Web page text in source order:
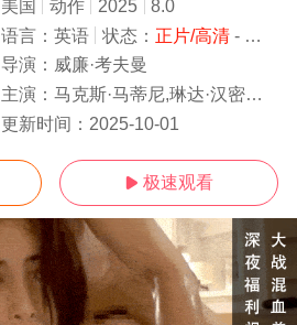
美国 动作 2025
8.0
语言： 英语 状态： 正片/高清- 免费在线观看
导演： 威廉·考夫曼
主演： 马克斯·马蒂尼,琳达·汉密尔顿,拉莫尼卡·加勒特,布里安娜·希德布兰德,
更新时间： 2025-10-01
 极速观看